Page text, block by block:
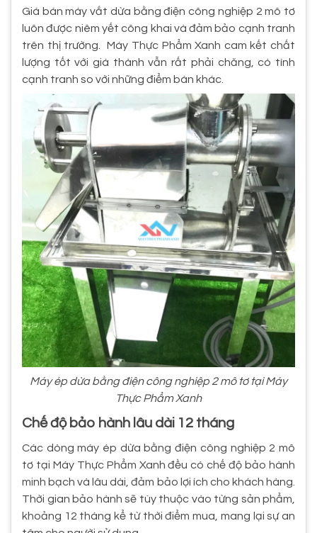
Giá bán máy vắt dừa bằng điện công nghiệp 2 mô tơ
luôn được niêm yết công khai và đảm bảo cạnh tranh
trên thị trường. Máy Thực Phẩm Xanh cam kết chất
lượng tốt với giá thành vẫn rất phải chăng, có tính
cạnh tranh so với những điểm bán khác.
Máy ép dừa bằng điện công nghiệp 2 mô tơ tại Máy
Thực Phẩm Xanh
Chế độ bảo hành lâu dài 12 tháng
Các dòng máy ép dừa bằng điện công nghiệp 2 mô
tơ tại Máy Thực Phẩm Xanh đều có chế độ bảo hành
minh bạch và lâu dài, đảm bảo lợi ích cho khách hàng.
Thời gian bảo hành sẽ tùy thuộc vào từng sản phẩm,
khoảng 12 tháng kể từ thời điểm mua, mang lại sự an